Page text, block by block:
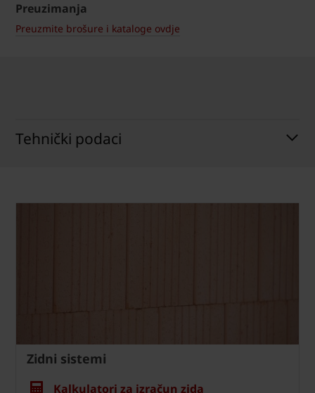
Preuzimanja
Preuzmite brošure i kataloge ovdje
Tehnički podaci
Zidni sistemi
Kalkulatori za izračun zida